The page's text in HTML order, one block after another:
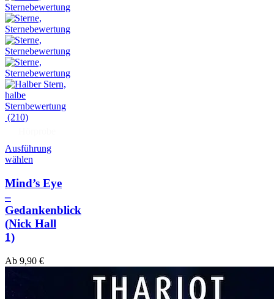
(210)
Ausführung
wählen
Mind’s Eye
–
Gedankenblick
(Nick Hall
1)
Ab 9,90 €